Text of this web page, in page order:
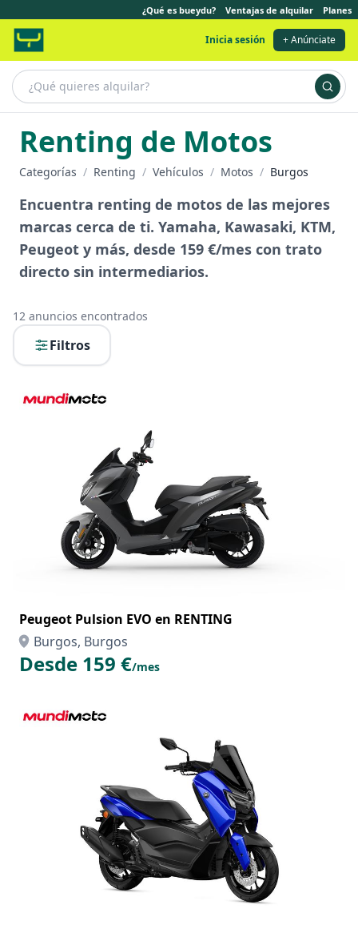
¿Qué es bueydu? Ventajas de alquilar Planes
Inicia sesión + Anúnciate
Renting de Motos
Categorías / Renting / Vehículos / Motos / Burgos
Encuentra renting de motos de las mejores
marcas cerca de ti. Yamaha, Kawasaki, KTM,
Peugeot y más, desde 159 €/mes con trato
directo sin intermediarios.
12 anuncios encontrados
Filtros
Peugeot Pulsion EVO en RENTING
Burgos, Burgos
Desde 159 €/mes